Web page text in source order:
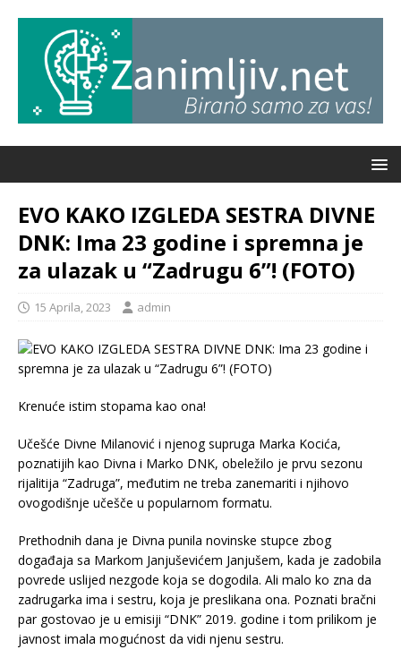
EVO KAKO IZGLEDA SESTRA DIVNE
DNK: Ima 23 godine i spremna je
za ulazak u “Zadrugu 6”! (FOTO)
15 Aprila, 2023 admin
Krenuće istim stopama kao ona!
Učešće Divne Milanović i njenog supruga Marka Kocića,
poznatijih kao Divna i Marko DNK, obeležilo je prvu sezonu
rijalitija “Zadruga”, međutim ne treba zanemariti i njihovo
ovogodišnje učešče u popularnom formatu.
Prethodnih dana je Divna punila novinske stupce zbog
događaja sa Markom Janjuševićem Janjušem, kada je zadobila
povrede uslijed nezgode koja se dogodila. Ali malo ko zna da
zadrugarka ima i sestru, koja je preslikana ona. Poznati bračni
par gostovao je u emisiji “DNK” 2019. godine i tom prilikom je
javnost imala mogućnost da vidi njenu sestru.